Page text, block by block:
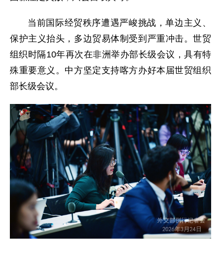
当前国际经贸秩序遭遇严峻挑战，单边主义、
保护主义抬头，多边贸易体制受到严重冲击。世贸
组织时隔10年再次在非洲举办部长级会议，具有特
殊重要意义。中方坚定支持喀方办好本届世贸组织
部长级会议。